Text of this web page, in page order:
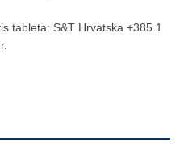
tableta: S&T Hrvatska +385 1